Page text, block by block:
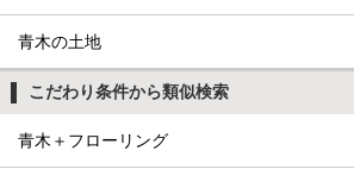
青木の土地
こだわり条件から類似検索
青木＋フローリング